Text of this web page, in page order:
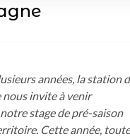
années, la station
nous invite à venir
stage de pré-saison
Cette année,